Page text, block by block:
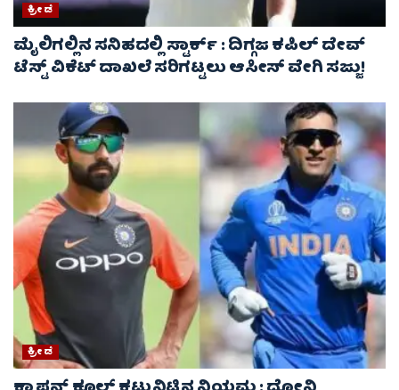
ಕ್ರೀಡೆ
ಮೈಲಿಗಲ್ಲಿನ ಸನಿಹದಲ್ಲಿ ಸ್ಟಾರ್ಕ್ : ದಿಗ್ಗಜ ಕಪಿಲ್ ದೇವ್
ಟೆಸ್ಟ್ ವಿಕೆಟ್ ದಾಖಲೆ ಸರಿಗಟ್ಟಲು ಆಸೀಸ್ ವೇಗಿ ಸಜ್ಜು!
ಕ್ರೀಡೆ